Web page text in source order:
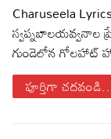
Charuseela
గుండెలోన గోలహాట్
పూర్తిగా